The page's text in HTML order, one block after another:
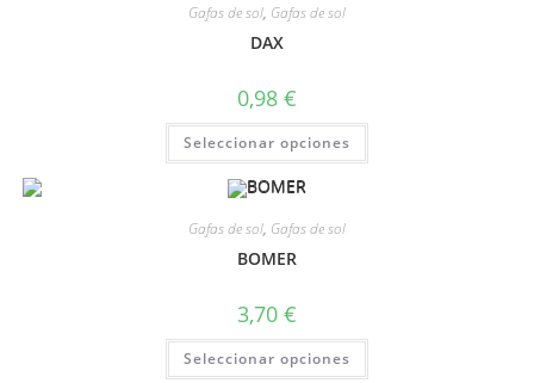
Gafas de sol, Gafas de sol
DAX
0,98 €
Seleccionar opciones
Gafas de sol, Gafas de sol
BOMER
3,70 €
Seleccionar opciones